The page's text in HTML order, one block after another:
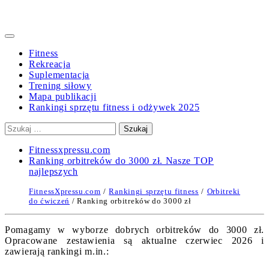
Primary
Fitness
Rekreacja
Suplementacja
Trening siłowy
Mapa publikacji
Rankingi sprzętu fitness i odżywek 2025
Szukaj:
Fitnessxpressu.com
Ranking orbitreków do 3000 zł. Nasze TOP
najlepszych
FitnessXpressu.com /Rankingi sprzętu fitness / Orbitreki
do ćwiczeń / Ranking orbitreków do 3000 zł
Pomagamy w wyborze dobrych orbitreków do 3000 zł.
Opracowane zestawienia są aktualne czerwiec 2026 i
zawierają rankingi m.in.: